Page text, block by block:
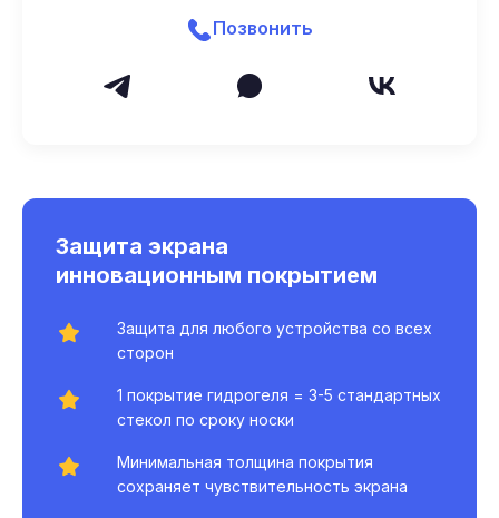
Позвонить
Защита экрана
инновационным покрытием
Защита для любого устройства со всех
сторон
1 покрытие гидрогеля = 3-5 стандартных
стекол по сроку носки
Минимальная толщина покрытия
сохраняет чувствительность экрана